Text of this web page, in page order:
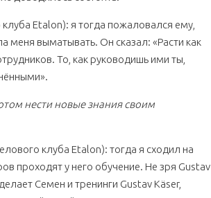
Etalon): я тогда пожаловался ему,
меня выматывать. Он сказал: «Расти как
То, как руководишь ими ты,
нести новые знания своим
клуба Etalon): тогда я сходил на
проходят у него обучение. Не зря Gustav
Семен и тренинги Gustav Käser,